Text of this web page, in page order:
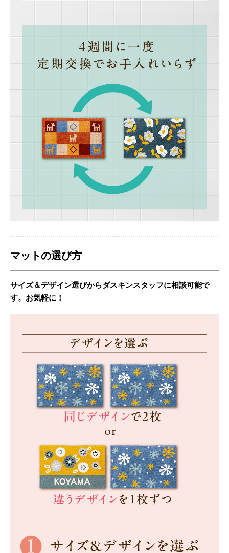
マットの選び方
サイズ＆デザイン選びからダスキンスタッフに相談可能で
す。お気軽に！